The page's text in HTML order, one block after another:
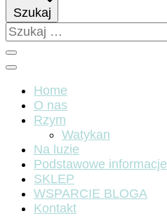
Szukaj
Szukaj:
Home
O nas
Rzym
Watykan
Na luzie
Podstawowe informacje
SKLEP
WSPARCIE BLOGA
Kontakt